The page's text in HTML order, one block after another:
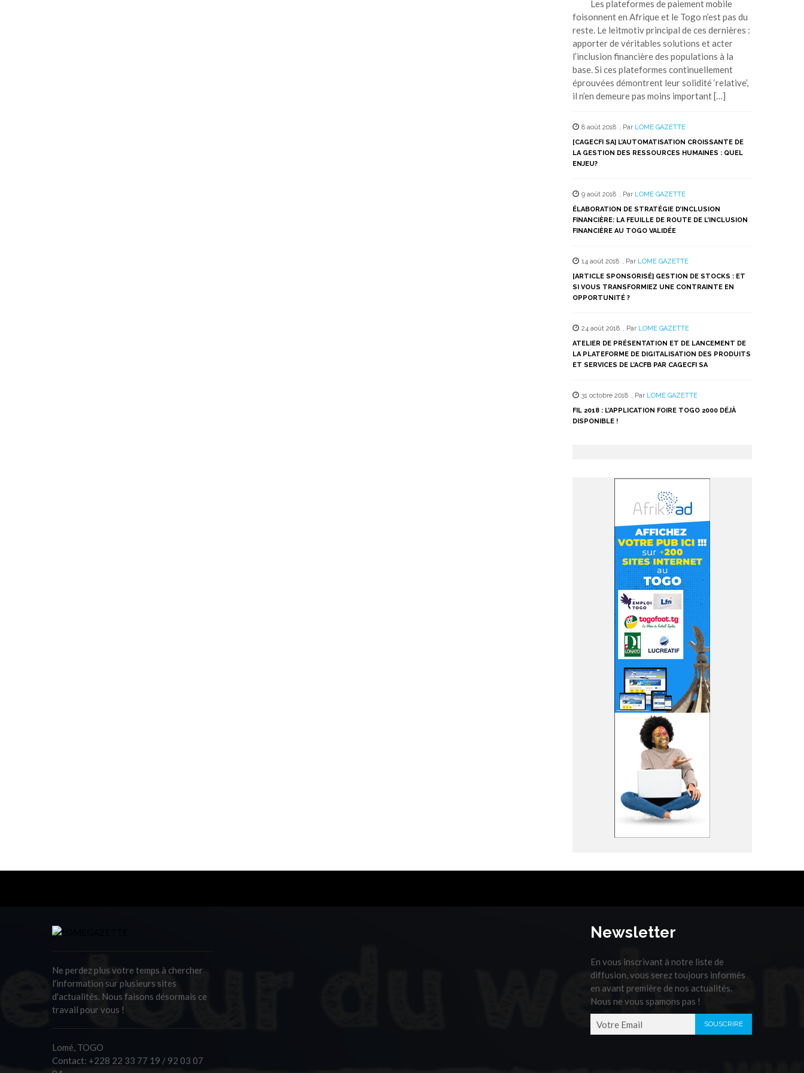
Les plateformes de paiement mobile
foisonnent en Afrique et le Togo n’est pas du
reste. Le leitmotiv principal de ces dernières :
apporter de véritables solutions et acter
l’inclusion financière des populations à la
base. Si ces plateformes continuellement
éprouvées démontrent leur solidité ‘relative’,
il n’en demeure pas moins important […]
8 août 2018 , Par LOME GAZETTE
[CAGECFI SA] L’AUTOMATISATION CROISSANTE DE
LA GESTION DES RESSOURCES HUMAINES : QUEL
ENJEU?
9 août 2018 , Par LOME GAZETTE
ÉLABORATION DE STRATÉGIE D’INCLUSION
FINANCIÈRE: LA FEUILLE DE ROUTE DE L’INCLUSION
FINANCIÈRE AU TOGO VALIDÉE
14 août 2018 , Par LOME GAZETTE
[ARTICLE SPONSORISÉ] GESTION DE STOCKS : ET
SI VOUS TRANSFORMIEZ UNE CONTRAINTE EN
OPPORTUNITÉ ?
24 août 2018 , Par LOME GAZETTE
ATELIER DE PRÉSENTATION ET DE LANCEMENT DE
LA PLATEFORME DE DIGITALISATION DES PRODUITS
ET SERVICES DE L’ACFB PAR CAGECFI SA
31 octobre 2018 , Par LOME GAZETTE
FIL 2018 : L’APPLICATION FOIRE TOGO 2000 DÉJÀ
DISPONIBLE !
Ne perdez plus votre temps à chercher
l'information sur plusieurs sites
d'actualités. Nous faisons désormais ce
travail pour vous !
Lomé, TOGO
Contact: +228 22 33 77 19 / 92 03 07
Newsletter
En vous inscrivant à notre liste de
diffusion, vous serez toujours informés
en avant première de nos actualités.
Nous ne vous spamons pas !